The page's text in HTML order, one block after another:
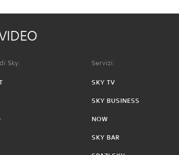
Sky: Servizi:
SKY TV
SKY BUSINESS
NOW
SKY BAR